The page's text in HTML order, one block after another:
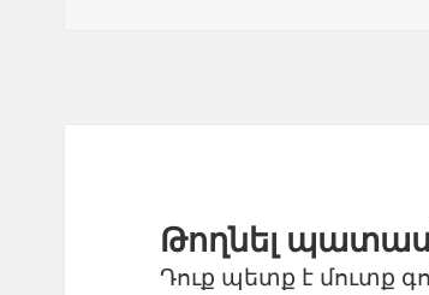
Թողնել
Դուք պետք է մուտք